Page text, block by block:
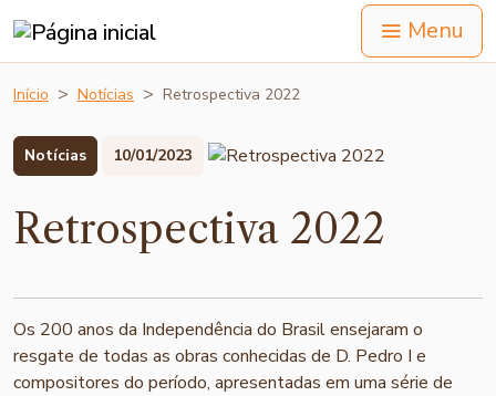
Menu
Início Notícias Retrospectiva 2022
Notícias 10/01/2023
Retrospectiva 2022
Os 200 anos da Independência do Brasil ensejaram o
resgate de todas as obras conhecidas de D. Pedro I e
compositores do período, apresentadas em uma série de